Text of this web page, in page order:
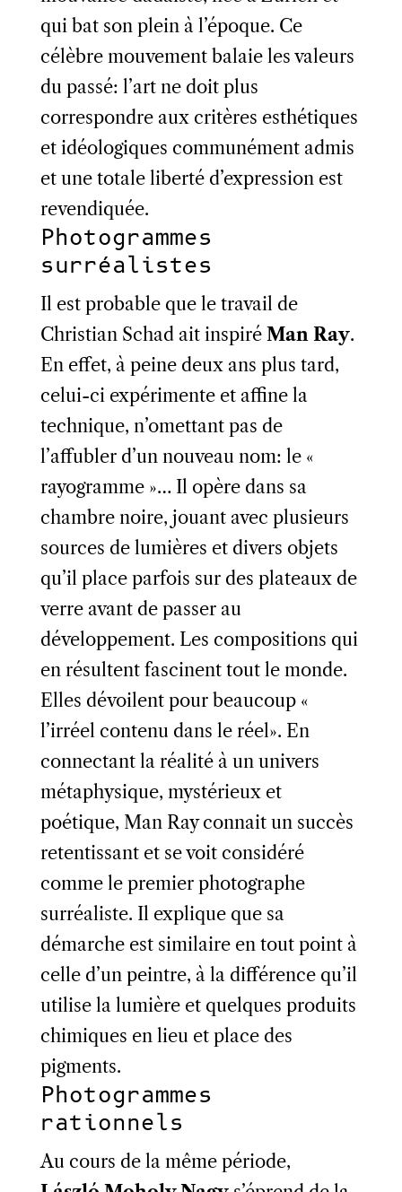
qui bat son plein à l’époque. Ce
célèbre mouvement balaie les valeurs
du passé: l’art ne doit plus
correspondre aux critères esthétiques
et idéologiques communément admis
et une totale liberté d’expression est
revendiquée.
Photogrammes
surréalistes
Il est probable que le travail de
Christian Schad ait inspiré Man Ray.
En effet, à peine deux ans plus tard,
celui-ci expérimente et affine la
technique, n’omettant pas de
l’affubler d’un nouveau nom: le «
rayogramme »… Il opère dans sa
chambre noire, jouant avec plusieurs
sources de lumières et divers objets
qu’il place parfois sur des plateaux de
verre avant de passer au
développement. Les compositions qui
en résultent fascinent tout le monde.
Elles dévoilent pour beaucoup «
l’irréel contenu dans le réel». En
connectant la réalité à un univers
métaphysique, mystérieux et
poétique, Man Ray connait un succès
retentissant et se voit considéré
comme le premier photographe
surréaliste. Il explique que sa
démarche est similaire en tout point à
celle d’un peintre, à la différence qu’il
utilise la lumière et quelques produits
chimiques en lieu et place des
pigments.
Photogrammes
rationnels
Au cours de la même période,